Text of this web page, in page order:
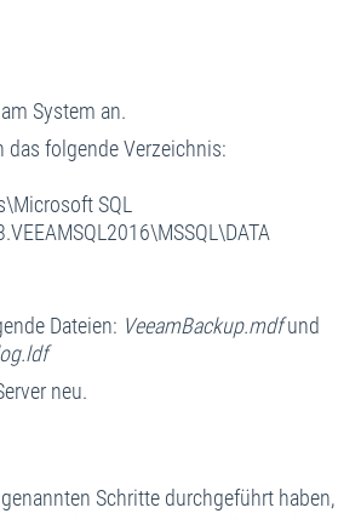
System an.
das folgende Verzeichnis:
SQL
Dateien: VeeamBackup.mdfund
neu.
Schritte durchgeführt haben,